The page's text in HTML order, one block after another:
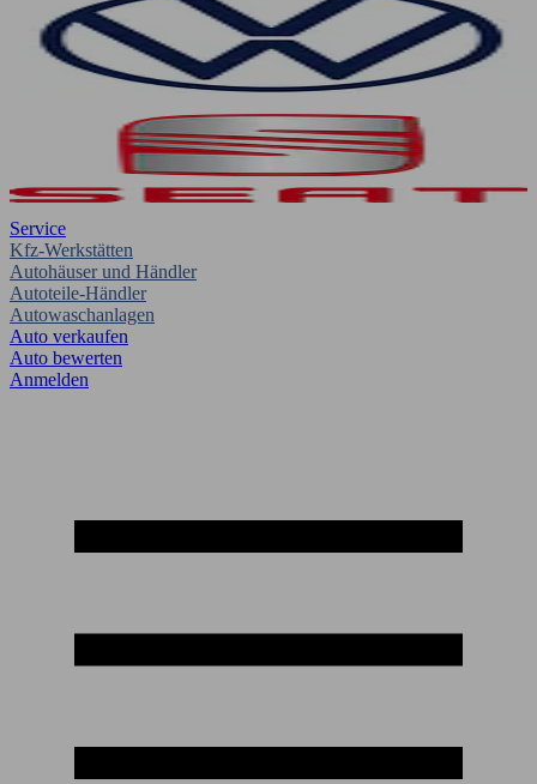
Service
Kfz-Werkstätten
Autohäuser und Händler
Autoteile-Händler
Autowaschanlagen
Auto verkaufen
Auto bewerten
Anmelden